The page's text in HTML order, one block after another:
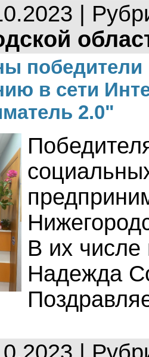
|
победители
в сети
2.0"
В их
Надежда
|